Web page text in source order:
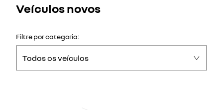
Veículos novos
Filtre por categoria:
Todos os veículos